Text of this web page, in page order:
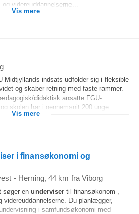
videreuddannelserne...
Vis mere
Midtjyllands indsats udfolder sig i fleksible
og skaber retning med faste rammer.
didaktisk ansatte FGU-
skolen har i gennemsnit 200 unge...
Vis mere
i finansøkonomi og
- Herning, 44 km fra Viborg
søger en underviser til finansøkonom-,
videreuddannelserne. Du planlægger,
i samfundsøkonomi med